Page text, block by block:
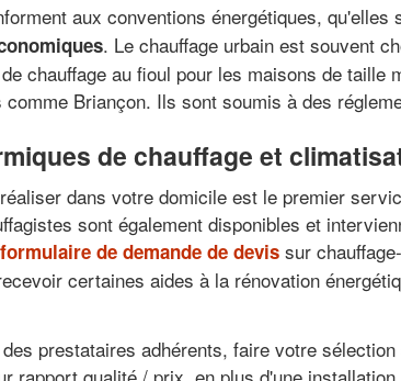
aux conventions énergétiques, qu'elles
. Le chauffage urbain est souvent
chauffage au fioul pour les maisons de
Briançon. Ils sont soumis à des
de chauffage et
dans votre domicile est le premier
sont également disponibles et
de demande de devis sur
certaines aides à la rénovation
prestataires adhérents, faire votre
rapport qualité / prix, en plus d'une